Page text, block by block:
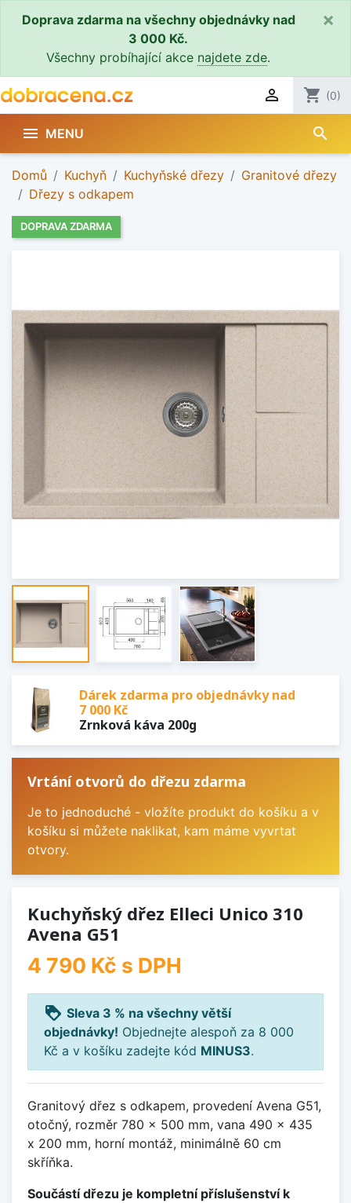
Doprava zdarma na všechny objednávky nad
3 000 Kč.
Všechny probíhající akce najdete zde.
×
 shopping_cart (0)
 MENU search
Domů Kuchyň Kuchyňské dřezy
Granitové dřezy
Dřezy s odkapem
DOPRAVA ZDARMA
Dárek zdarma pro objednávky nad
7 000 Kč
Zrnková káva 200g
Vrtání otvorů do dřezu zdarma
Je to jednoduché - vložíte produkt do košíku a v
košíku si můžete naklikat, kam máme vyvrtat
otvory.
Kuchyňský dřez Elleci Unico 310
Avena G51
4 790 Kč s DPH
loyalty Sleva 3 % na všechny větší
objednávky! Objednejte alespoň za 8 000
Kč a v košíku zadejte kód MINUS3.
Granitový dřez s odkapem, provedení Avena G51,
otočný, rozměr 780 x 500 mm, vana 490 x 435
x 200 mm, horní montáž, minimálně 60 cm
skříňka.
Součástí dřezu je kompletní příslušenství k